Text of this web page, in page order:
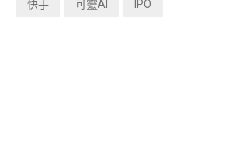
快手 可靈AI IPO